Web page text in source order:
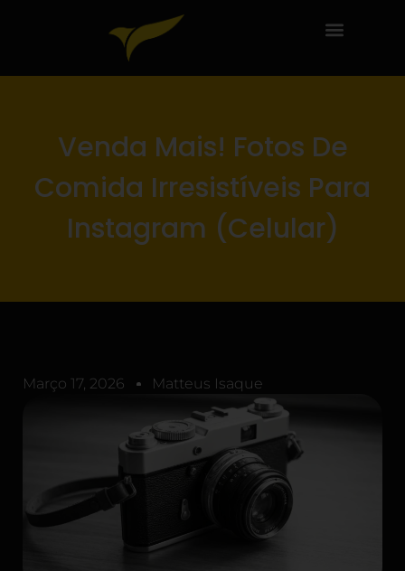
Venda Mais! Fotos De
Comida Irresistíveis Para
Instagram (Celular)
Março 17, 2026 Matteus Isaque